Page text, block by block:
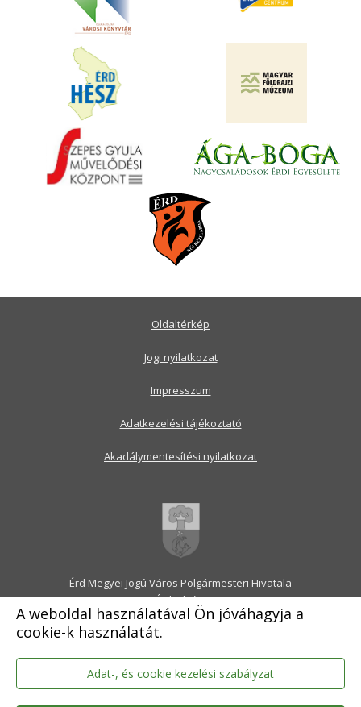
A weboldal használatával Ön jóváhagyja a
cookie-k használatát.
Adat-, és cookie kezelési szabályzat
Érd Megyei Jogú Város Polgármesteri Hivatala
2030 Érd, Alsó utca 1.
Levélcím: 2031 Érd, Pf.: 31
E-mail:onkormanyzat@erd.hu
Telefonközpont:06-23-522-300
Ügyfélszolgálat:06-23-522-301
Hivatali Kapu: ERDPH
Oldaltérkép
Jogi nyilatkozat
Impresszum
Adatkezelési tájékoztató
Akadálymentesítési nyilatkozat